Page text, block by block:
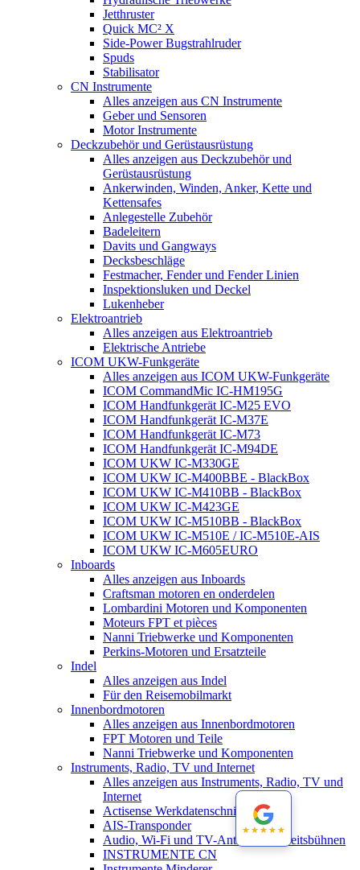
Jetthruster
Quick MC² X
Side-Power Bugstrahlruder
Spuds
Stabilisator
CN Instrumente
Alles anzeigen aus CN Instrumente
Geber und Sensoren
Motor Instrumente
Deckzubehör und Gerüstausrüstung
Alles anzeigen aus Deckzubehör und
Gerüstausrüstung
Ankerwinden, Winden, Anker, Kette und
Kettensafes
Anlegestelle Zubehör
Badeleitern
Davits und Gangways
Decksbeschläge
Festmacher, Fender und Fender Linien
Inspektionsluken und Deckel
Lukenheber
Elektroantrieb
Alles anzeigen aus Elektroantrieb
Elektrische Antriebe
ICOM UKW-Funkgeräte
Alles anzeigen aus ICOM UKW-Funkgeräte
ICOM CommandMic IC-HM195G
ICOM Handfunkgerät IC-M25 EVO
ICOM Handfunkgerät IC-M37E
ICOM Handfunkgerät IC-M73
ICOM Handfunkgerät IC-M94DE
ICOM UKW IC-M330GE
ICOM UKW IC-M400BBE - BlackBox
ICOM UKW IC-M410BB - BlackBox
ICOM UKW IC-M423GE
ICOM UKW IC-M510BB - BlackBox
ICOM UKW IC-M510E / IC-M510E-AIS
ICOM UKW IC-M605EURO
Inboards
Alles anzeigen aus Inboards
Craftsman motoren en onderdelen
Lombardini Motoren und Komponenten
Moteurs FPT et pièces
Nanni Triebwerke und Komponenten
Perkins-Motoren und Ersatzteile
Indel
Alles anzeigen aus Indel
Für den Reisemobilmarkt
Innenbordmotoren
Alles anzeigen aus Innenbordmotoren
FPT Motoren und Teile
Nanni Triebwerke und Komponenten
Instruments, Radio, TV und Internet
Alles anzeigen aus Instruments, Radio, TV und
Internet
Actisense Werkdatenschnitt
AIS-Transponder
Audio, Wi-Fi und TV-Antennen-Arbeitsbühnen
INSTRUMENTE CN
★★★★★
★★★★★